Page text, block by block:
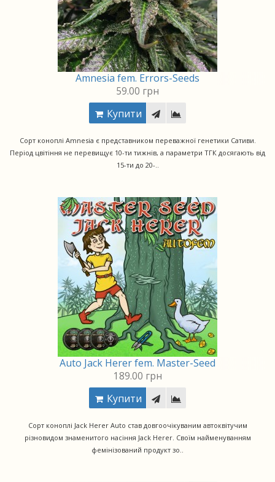
Amnesia fem. Errors-Seeds
59.00 грн
Купити
Сорт коноплі Amnesia є представником переважної генетики Сативи.
Період цвітіння не перевищує 10-ти тижнів, а параметри ТГК досягають від
15-ти до 20-..
Auto Jack Herer fem. Master-Seed
189.00 грн
Купити
Сорт коноплі Jack Herer Auto став довгоочікуваним автоквітучим
різновидом знаменитого насіння Jack Herer. Своїм найменуванням
фемінізований продукт зо..